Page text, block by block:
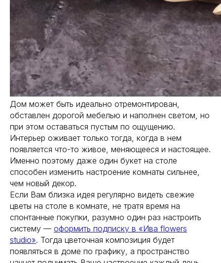
Дом может быть идеально отремонтирован,
обставлен дорогой мебелью и наполнен светом, но
при этом оставаться пустым по ощущению.
Интерьер оживает только тогда, когда в нем
появляется что-то живое, меняющееся и настоящее.
Именно поэтому даже один букет на столе
способен изменить настроение комнаты сильнее,
чем новый декор.
Если Вам близка идея регулярно видеть свежие
цветы на столе в комнате, не тратя время на
спонтанные покупки, разумно один раз настроить
систему — оформить подписку в «Ива flowers
studio». Тогда цветочная композиция будет
появляться в доме по графику, а пространство